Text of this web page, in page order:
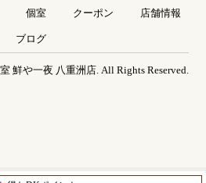
個室 クーポン 店舗情報
ブログ
鮮や一夜 八重洲店. All Rights Reserved.